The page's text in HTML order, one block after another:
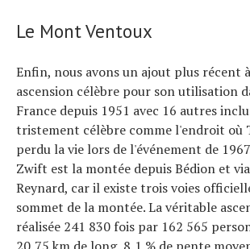
Le Mont Ventoux
Enfin, nous avons un ajout plus récent
ascension célèbre pour son utilisation
France depuis 1951 avec 16 autres
tristement célèbre comme l'endroit où
perdu la vie lors de l'événement de
Zwift est la montée depuis Bédion et
Reynard, car il existe trois voies
sommet de la montée. La véritable
réalisée 241 830 fois par 162 565